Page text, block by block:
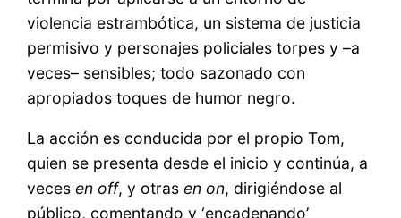
violencia estrambótica, un sistema de justicia
permisivo y personajes policiales torpes y –a
veces– sensibles; todo sazonado con
apropiados toques de humor negro.
La acción es conducida por el propio Tom,
quien se presenta desde el inicio y continúa, a
vecesen off, y otrasen on, dirigiéndose al
público, comentando y ‘encadenando’